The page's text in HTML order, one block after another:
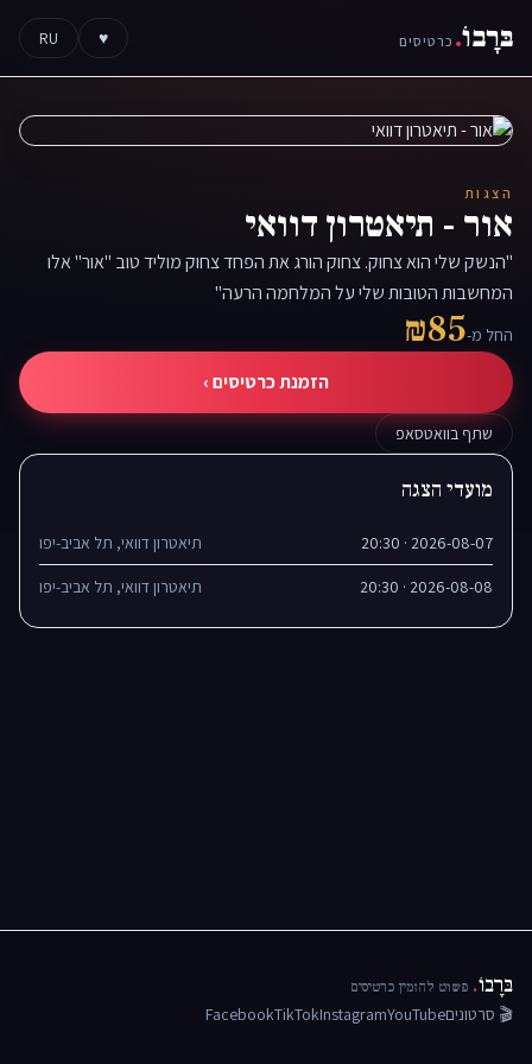
בּרָבוֹ. כרטיסים ♥
RU
הצגות
אור - תיאטרון דוואי
"הנשק שלי הוא צחוק. צחוק הורג את הפחד צחוק מוליד טוב "אור" אלו
המחשבות הטובות שלי על המלחמה הרעה"
החל מ-₪85
הזמנת כרטיסים ›
שתף בוואטסאפ
מועדי הצגה
2026-08-07 · 20:30 תיאטרון דוואי, תל אביב-יפו
2026-08-08 · 20:30 תיאטרון דוואי, תל אביב-יפו
בּרָבוֹ. פשוט להזמין כרטיסים
🎬 סרטוניםYouTube
Instagram
TikTok
Facebook